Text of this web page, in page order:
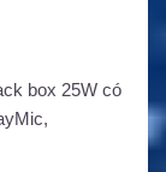
box 25W có